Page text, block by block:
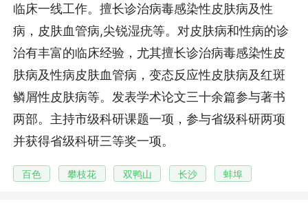
临床一线工作。擅长诊治病毒感染性皮肤病及性
病，皮肤血管病,尖锐湿疣等。对皮肤病和性病的诊
治有丰富的临床经验，尤其擅长诊治病毒感染性皮
肤病及性病皮肤血管病，变态反应性皮肤病及红斑
鳞屑性皮肤病等。发表学术论文三十余篇参与著书
两部。主持市级科研课题一项，参与省级科研两项
并获得省级科研三等奖一项。
百色 攀枝花 双鸭山 长沙 蚌埠